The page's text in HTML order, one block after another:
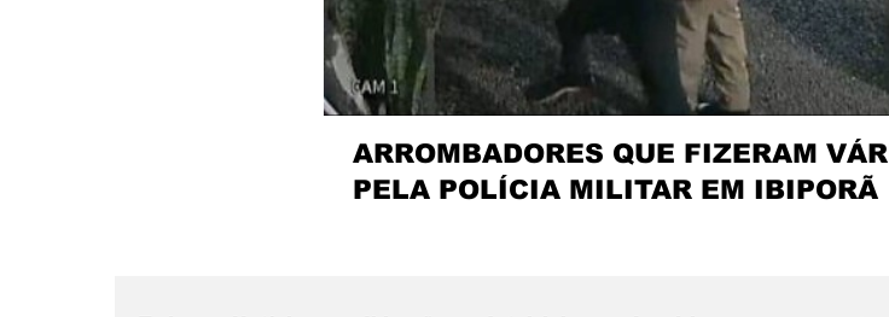
ARROMBADORES QUE FIZERAM
PELA POLÍCIA MILITAR EM IBIPORÃ